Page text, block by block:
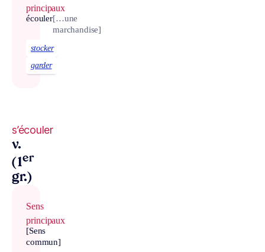
principaux
écouler[…une
marchandise]
stocker
garder
s’écouler
v.
(1er
gr.)
Sens
principaux
[Sens
commun]